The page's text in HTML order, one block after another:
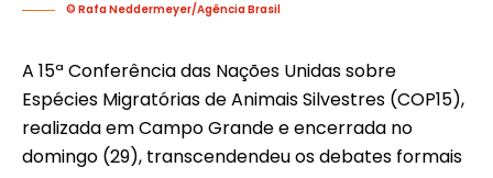
© Rafa Neddermeyer/Agência Brasil
A 15ª Conferência das Nações Unidas sobre
Espécies Migratórias de Animais Silvestres (COP15),
realizada em Campo Grande e encerrada no
domingo (29), transcendendeu os debates formais